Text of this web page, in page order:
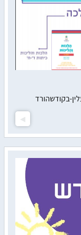
בקודשהורד